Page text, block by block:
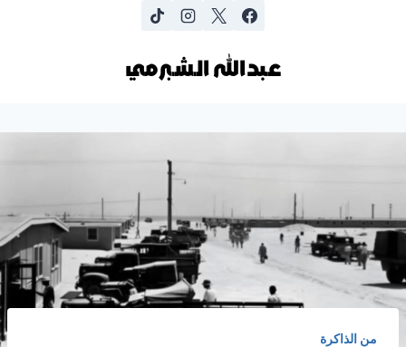
عـبدالله الـشـبرمي
من الذاكرة